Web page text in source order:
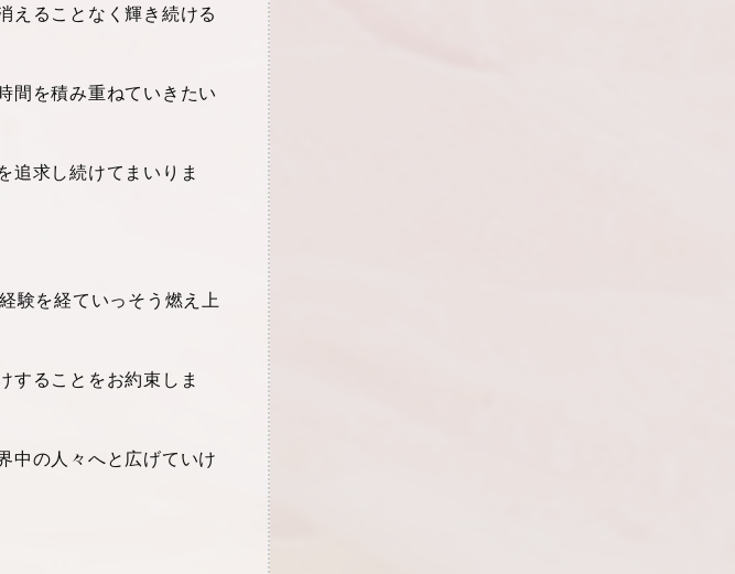
えることなく輝き続ける
間を積み重ねていきたい
追求し続けてまいりま
験を経ていっそう燃え上
することをお約束しま
中の人々へと広げていけ